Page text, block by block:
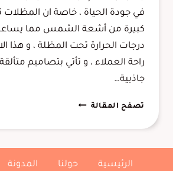
في جودة الحياة ، خاصة ان المظلات
كبيرة من أشعة الشمس مما
درجات الحرارة تحت المظلة ، و هذا
راحة العملاء ، و تأتي بتصاميم
جاذبية…
تصفح المقالةتركيب
وسواتر
الرئيسية حولنا المدونة